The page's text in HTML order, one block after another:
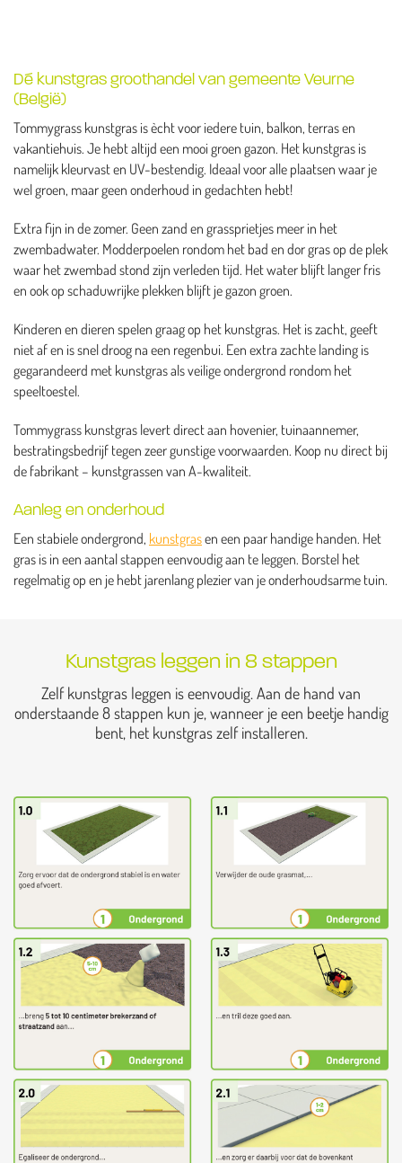
Dé kunstgras groothandel van gemeente Veurne
(België)
Tommygrass kunstgras is ècht voor iedere tuin, balkon, terras en
vakantiehuis. Je hebt altijd een mooi groen gazon. Het kunstgras is
namelijk kleurvast en UV-bestendig. Ideaal voor alle plaatsen waar je
wel groen, maar geen onderhoud in gedachten hebt!
Extra fijn in de zomer. Geen zand en grassprietjes meer in het
zwembadwater. Modderpoelen rondom het bad en dor gras op de plek
waar het zwembad stond zijn verleden tijd. Het water blijft langer fris
en ook op schaduwrijke plekken blijft je gazon groen.
Kinderen en dieren spelen graag op het kunstgras. Het is zacht, geeft
niet af en is snel droog na een regenbui. Een extra zachte landing is
gegarandeerd met kunstgras als veilige ondergrond rondom het
speeltoestel.
Tommygrass kunstgras levert direct aan hovenier, tuinaannemer,
bestratingsbedrijf tegen zeer gunstige voorwaarden. Koop nu direct bij
de fabrikant – kunstgrassen van A-kwaliteit.
Aanleg en onderhoud
Een stabiele ondergrond, kunstgrasen een paar handige handen. Het
gras is in een aantal stappen eenvoudig aan te leggen. Borstel het
regelmatig op en je hebt jarenlang plezier van je onderhoudsarme tuin.
Kunstgras leggen in 8 stappen
Zelf kunstgras leggen is eenvoudig. Aan de hand van
onderstaande 8 stappen kun je, wanneer je een beetje handig
bent, het kunstgras zelf installeren.